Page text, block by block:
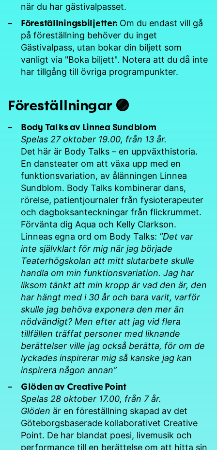
när du har gästivalpasset.
Föreställningsbiljetter: Om du endast vill gå
på föreställning behöver du inget
Gästivalpass, utan bokar din biljett som
vanligt via "Boka biljett". Notera att du då inte
har tillgång till övriga programpunkter.
Föreställningar 🟣
Body Talks av Linnea Sundblom
Spelas 27 oktober 19.00, från 13 år.
Det här är Body Talks – en uppväxthistoria.
En dansteater om att växa upp med en
funktionsvariation, av ålänningen Linnea
Sundblom. Body Talks kombinerar dans,
rörelse, patientjournaler från fysioterapeuter
och dagboksanteckningar från flickrummet.
Förvänta dig Aqua och Kelly Clarkson.
Linneas egna ord om Body Talks: ”Det var
inte självklart för mig när jag började
Teaterhögskolan att mitt slutarbete skulle
handla om min funktionsvariation. Jag har
liksom tänkt att min kropp är vad den är, den
har hängt med i 30 år och bara varit, varför
skulle jag behöva exponera den mer än
nödvändigt? Men efter att jag vid flera
tillfällen träffat personer med liknande
berättelser ville jag också berätta, för om de
lyckades inspirerar mig så kanske jag kan
inspirera någon annan”
Glöden av Creative Point
Spelas 28 oktober 17.00, från 7 år.
Glöden är en föreställning skapad av det
Göteborgsbaserade kollaborativet Creative
Point. De har blandat poesi, livemusik och
performance till en berättelse om att hitta sin